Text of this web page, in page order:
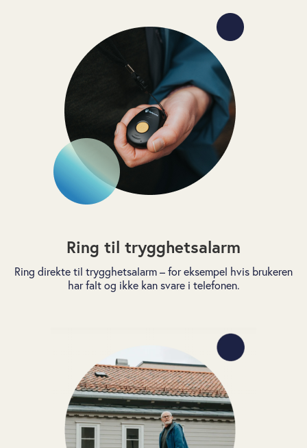
Ring til trygghetsalarm
Ring direkte til trygghetsalarm – for eksempel hvis brukeren
har falt og ikke kan svare i telefonen.